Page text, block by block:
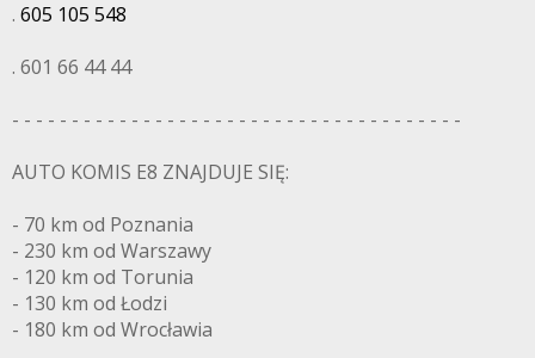
. 605 105 548
. 601 66 44 44
- - - - - - - - - - - - - - - - - - - - - - - - - - - - - - - - - - - - - -
AUTO KOMIS E8 ZNAJDUJE SIĘ:
- 70 km od Poznania
- 230 km od Warszawy
- 120 km od Torunia
- 130 km od Łodzi
- 180 km od Wrocławia